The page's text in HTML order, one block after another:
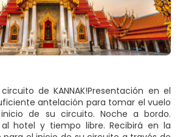
de KANNAK!Presentación en el
antelación para tomar el vuelo
de su circuito. Noche a bordo.
al hotel y tiempo libre. Recibirá en la